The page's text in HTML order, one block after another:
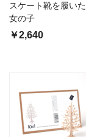
スケート靴を履いた
女の子
￥2,640